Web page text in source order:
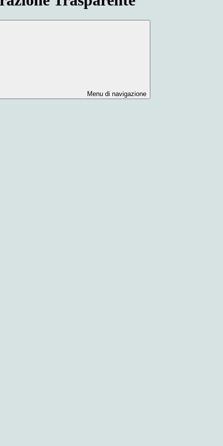
Menu di navigazione